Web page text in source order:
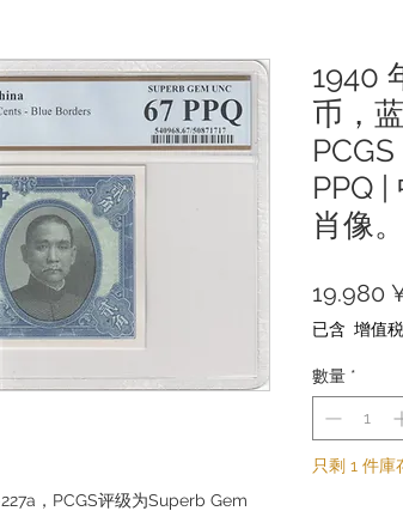
，PCGS评级为Superb Gem
1940
币，
PPQ |
肖像。
19.980
已含 增值税
數量 *
只剩 1 件庫